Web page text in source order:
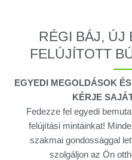
RÉGI BÁJ, ÚJ
FELÚJÍTOTT
EGYEDI MEGOLDÁSOK
KÉRJE
Fedezze fel egyedi
felújítási mintáinkat!
szakmai gondossággal
szolgáljon az Ön